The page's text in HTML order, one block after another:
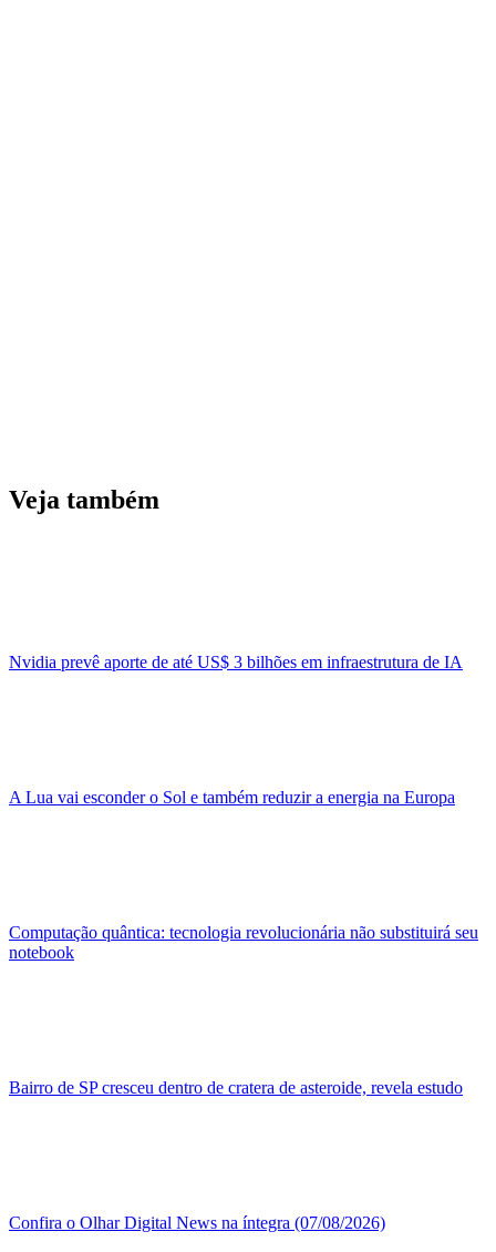
Veja também
Nvidia prevê aporte de até US$ 3 bilhões em infraestrutura de IA
A Lua vai esconder o Sol e também reduzir a energia na Europa
Computação quântica: tecnologia revolucionária não substituirá seu
notebook
Bairro de SP cresceu dentro de cratera de asteroide, revela estudo
Confira o Olhar Digital News na íntegra (07/08/2026)